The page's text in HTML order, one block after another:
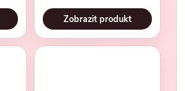
Zobrazit produkt